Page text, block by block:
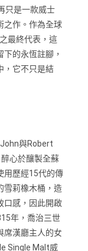
只是一款威士
之作。作為全球
最終代表，這
的永恆註腳，
，它不只是結
與Robert
心於釀製全蘇
用歷經15代的傳
雪莉橡木桶，造
口感，因此開啟
年，喬治三世
席漢廳主人的女
Single Malt威